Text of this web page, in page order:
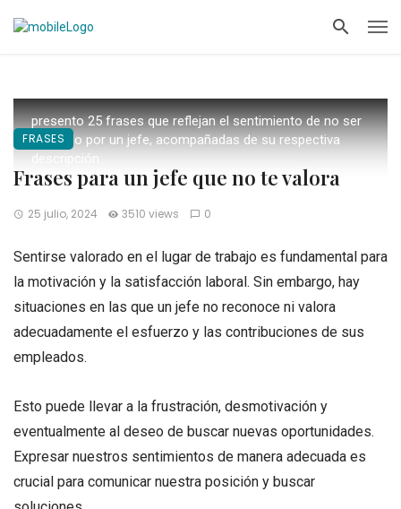
presento 25 frases que reflejan el sentimiento de no ser
valorado por un jefe, acompañadas de su respectiva
descripción.
FRASES
Frases para un jefe que no te valora
25 julio, 2024 3510 views 0
Sentirse valorado en el lugar de trabajo es fundamental para
la motivación y la satisfacción laboral. Sin embargo, hay
situaciones en las que un jefe no reconoce ni valora
adecuadamente el esfuerzo y las contribuciones de sus
empleados.
Esto puede llevar a la frustración, desmotivación y
eventualmente al deseo de buscar nuevas oportunidades.
Expresar nuestros sentimientos de manera adecuada es
crucial para comunicar nuestra posición y buscar